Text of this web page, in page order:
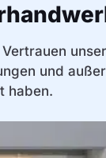
und
haben.